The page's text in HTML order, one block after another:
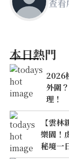
查看
本日熱門
2026
外圍
理！
【雲
樂園！
秘境一